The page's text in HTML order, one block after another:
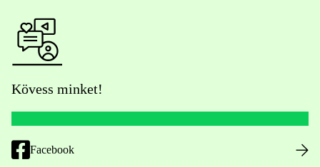
Kövess minket!
Facebook